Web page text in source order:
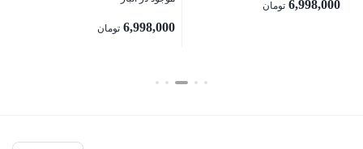
6,998,000 تومان
6,998,000 تومان